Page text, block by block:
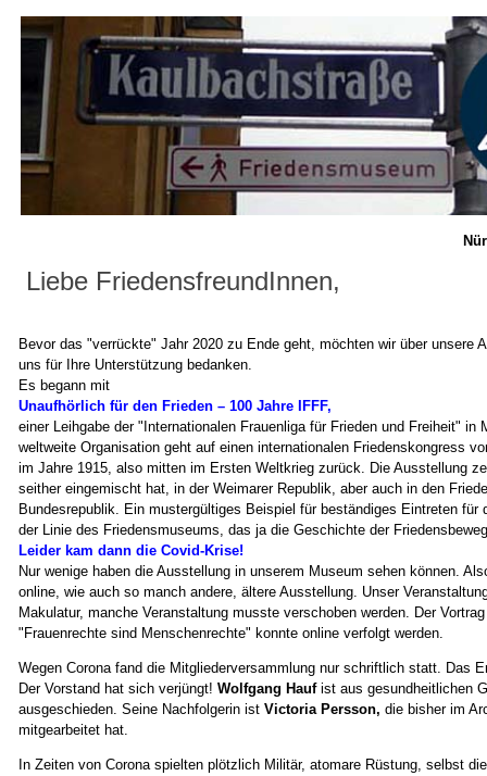
Liebe FriedensfreundInnen,
Bevor das "verrückte" Jahr 2020 zu Ende geht, möchten wir über unsere
uns für Ihre Unterstützung bedanken.
Es begann mit
Unaufhörlich für den Frieden – 100 Jahre IFFF,
einer Leihgabe der "Internationalen Frauenliga für Frieden und Freiheit" in
weltweite Organisation geht auf einen internationalen Friedenskongress
im Jahre 1915, also mitten im Ersten Weltkrieg zurück. Die Ausstellung
seither eingemischt hat, in der Weimarer Republik, aber auch in den
Bundesrepublik. Ein mustergültiges Beispiel für beständiges Eintreten für
der Linie des Friedensmuseums, das ja die Geschichte der
Leider kam dann die Covid-Krise!
Nur wenige haben die Ausstellung in unserem Museum sehen können.
online, wie auch so manch andere, ältere Ausstellung. Unser
Makulatur, manche Veranstaltung musste verschoben werden. Der
"Frauenrechte sind Menschenrechte" konnte online verfolgt werden.
Wegen Corona fand die Mitgliederversammlung nur schriftlich statt. Das
Der Vorstand hat sich verjüngt! Wolfgang Haufist aus gesundheitlichen
ausgeschieden. Seine Nachfolgerin ist Victoria Persson, die bisher im
mitgearbeitet hat.
In Zeiten von Corona spielten plötzlich Militär, atomare Rüstung, selbst